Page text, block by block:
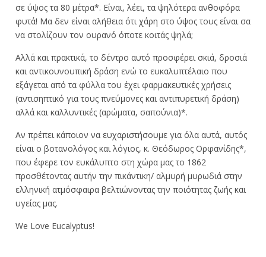
σε ύψος τα 80 μέτρα*. Είναι, λέει, τα ψηλότερα ανθοφόρα
φυτά! Μα δεν είναι αλήθεια ότι χάρη στο ύψος τους είναι σα
να στολίζουν τον ουρανό όποτε κοιτάς ψηλά;
Αλλά και πρακτικά, το δέντρο αυτό προσφέρει σκιά, δροσιά
και αντικουνουπική δράση ενώ το ευκαλυπτέλαιο που
εξάγεται από τα φύλλα του έχει φαρμακευτικές χρήσεις
(αντισηπτικό για τους πνεύμονες και αντιπυρετική δράση)
αλλά και καλλυντικές (αρώματα, σαπούνια)*.
Αν πρέπει κάποιον να ευχαριστήσουμε για όλα αυτά, αυτός
είναι ο βοτανολόγος και λόγιος, κ. Θεόδωρος Ορφανίδης*,
που έφερε τον ευκάλυπτο στη χώρα μας το 1862
προσθέτοντας αυτήν την πικάντικη/ αλμυρή μυρωδιά στην
ελληνική ατμόσφαιρα βελτιώνοντας την ποιότητας ζωής και
υγείας μας.
We Love Eucalyptus!